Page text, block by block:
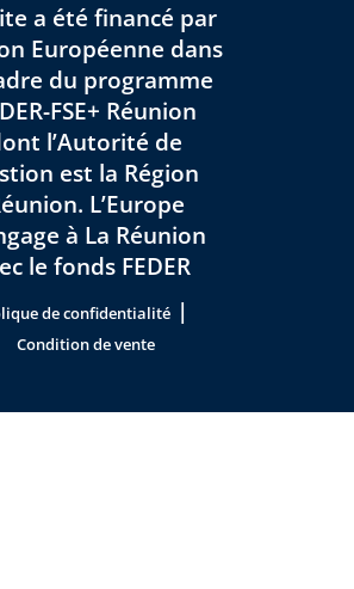
a été financé par
Européenne dans
du programme
FSE+ Réunion
l’Autorité de
est la Région
L’Europe
à La Réunion
le fonds FEDER
de confidentialité |
Condition de vente